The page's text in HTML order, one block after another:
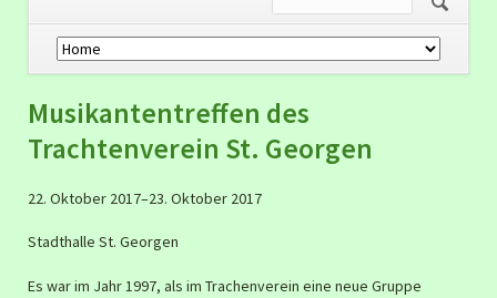
Navigation
überspringen
Musikantentreffen des
Trachtenverein St. Georgen
22. Oktober 2017–23. Oktober 2017
Stadthalle St. Georgen
Es war im Jahr 1997, als im Trachenverein eine neue Gruppe